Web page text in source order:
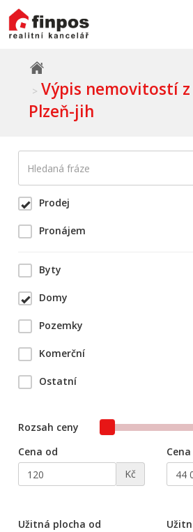
Výpis nemovitostí
Plzeň-jih
Prodej
Pronájem
Byty
Domy
Pozemky
Komerční
Ostatní
Rozsah ceny
Cena od
Kč
Užitná plocha od